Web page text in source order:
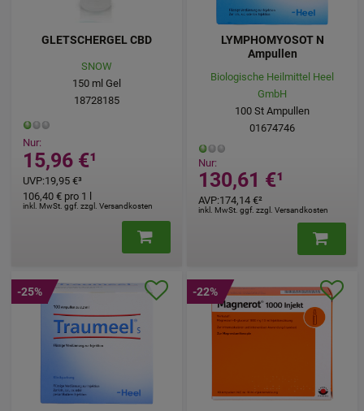
GLETSCHERGEL CBD
SNOW
150 ml Gel
18728185
Nur:
15,96 €¹
UVP:19,95 €³
inkl. MwSt. ggf. zzgl. Versandkosten
106,40 € pro 1 l
LYMPHOMYOSOT N
Ampullen
Biologische Heilmittel Heel
GmbH
100 St Ampullen
01674746
Nur:
130,61 €¹
AVP:174,14 €²
inkl. MwSt. ggf. zzgl. Versandkosten
-25% -22%